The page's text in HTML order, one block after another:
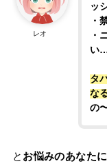
レオ
ッ
・
・
い
タ
な
の
と お悩みのあなた